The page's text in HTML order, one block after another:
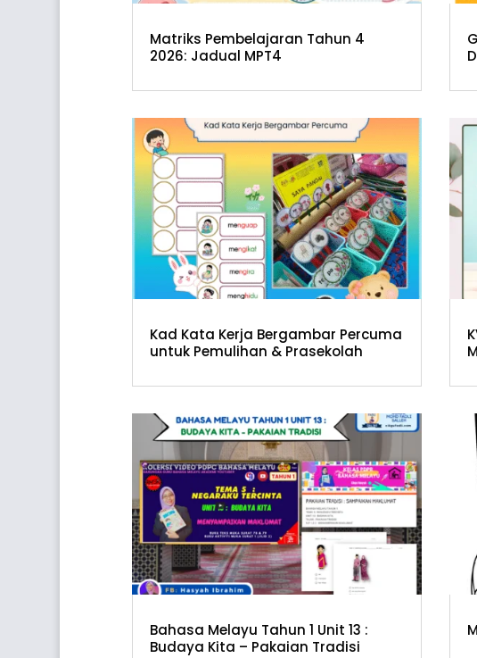
Matriks Pembelajaran Tahun 4
2026: Jadual MPT4
Kad Kata Kerja Bergambar Percuma
untuk Pemulihan & Prasekolah
Bahasa Melayu Tahun 1 Unit 13 :
Budaya Kita – Pakaian Tradisi